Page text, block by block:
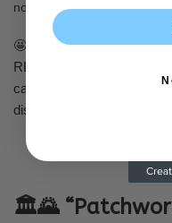
noviembre 25, 2020
🤩 Como novedad ya
RESTAURANT» , «Take
carta con deliciosas
disfrutar una semana junto
🏛️🌄